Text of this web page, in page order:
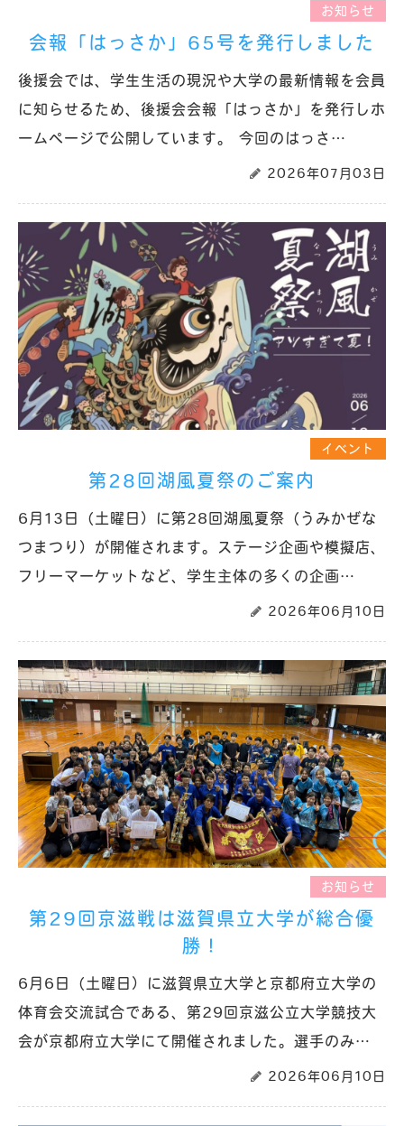
お知らせ
会報「はっさか」65号を発行しました
後援会では、学生生活の現況や大学の最新情報を会員
に知らせるため、後援会会報「はっさか」を発行しホ
ームページで公開しています。 今回のはっさ…
2026年07月03日
イベント
第28回湖風夏祭のご案内
6月13日（土曜日）に第28回湖風夏祭（うみかぜな
つまつり）が開催されます。ステージ企画や模擬店、
フリーマーケットなど、学生主体の多くの企画…
2026年06月10日
お知らせ
第29回京滋戦は滋賀県立大学が総合優
勝！
6月6日（土曜日）に滋賀県立大学と京都府立大学の
体育会交流試合である、第29回京滋公立大学競技大
会が京都府立大学にて開催されました。選手のみ…
2026年06月10日